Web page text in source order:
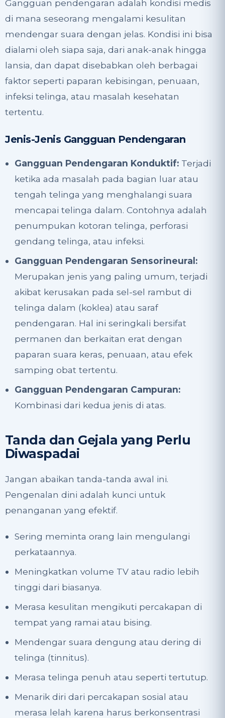
Gangguan pendengaran adalah kondisi medis
di mana seseorang mengalami kesulitan
mendengar suara dengan jelas. Kondisi ini bisa
dialami oleh siapa saja, dari anak-anak hingga
lansia, dan dapat disebabkan oleh berbagai
faktor seperti paparan kebisingan, penuaan,
infeksi telinga, atau masalah kesehatan
tertentu.
Jenis-Jenis Gangguan Pendengaran
Gangguan Pendengaran Konduktif: Terjadi
ketika ada masalah pada bagian luar atau
tengah telinga yang menghalangi suara
mencapai telinga dalam. Contohnya adalah
penumpukan kotoran telinga, perforasi
gendang telinga, atau infeksi.
Gangguan Pendengaran Sensorineural:
Merupakan jenis yang paling umum, terjadi
akibat kerusakan pada sel-sel rambut di
telinga dalam (koklea) atau saraf
pendengaran. Hal ini seringkali bersifat
permanen dan berkaitan erat dengan
paparan suara keras, penuaan, atau efek
samping obat tertentu.
Gangguan Pendengaran Campuran:
Kombinasi dari kedua jenis di atas.
Tanda dan Gejala yang Perlu
Diwaspadai
Jangan abaikan tanda-tanda awal ini.
Pengenalan dini adalah kunci untuk
penanganan yang efektif.
Sering meminta orang lain mengulangi
perkataannya.
Meningkatkan volume TV atau radio lebih
tinggi dari biasanya.
Merasa kesulitan mengikuti percakapan di
tempat yang ramai atau bising.
Mendengar suara dengung atau dering di
telinga (tinnitus).
Merasa telinga penuh atau seperti tertutup.
Menarik diri dari percakapan sosial atau
merasa lelah karena harus berkonsentrasi